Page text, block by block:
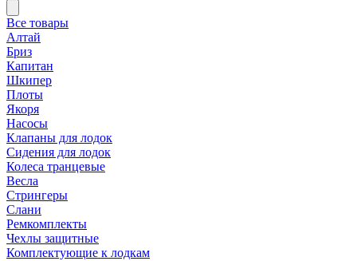
Все товары
Алтай
Бриз
Капитан
Шкипер
Плоты
Якоря
Насосы
Клапаны для лодок
Сидения для лодок
Колеса транцевые
Весла
Стрингеры
Слани
Ремкомплекты
Чехлы защитные
Комплектующие к лодкам